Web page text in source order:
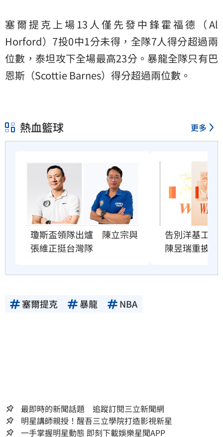
塞爾提克上場13人僅先發中鋒霍福德（Al
Horford）7投0中1分未得，全隊7人得分超過兩
位數，泰坦攻下全場最高23分。暴龍全隊只有巴
恩斯（Scottie Barnes）得分超過兩位數。
熱血籃球 更多
瓊斯盃領隊出爐　陳立宗與
張維正挺台灣隊
告別洋基工程
陳昱瑞重披戰
塞爾提克 暴龍 NBA
最即時的新聞話題 追蹤訂閱三立新聞網
明星講師親授！醒吾三立學院打造影視新星
一手掌握明星動態 即刻下載娛樂星聞APP